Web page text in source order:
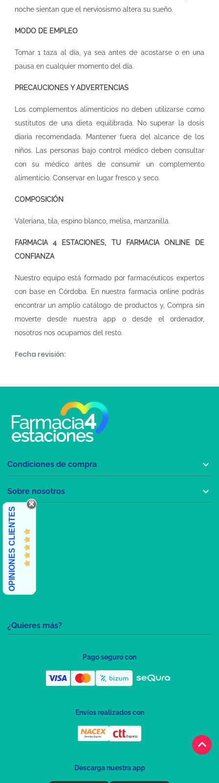
noche sientan que el nerviosismo altera su sueño.
MODO DE EMPLEO
Tomar 1 taza al día, ya sea antes de acostarse o en una
pausa en cualquier momento del día.
PRECAUCIONES Y ADVERTENCIAS
Los complementos alimenticios no deben utilizarse como
sustitutos de una dieta equilibrada. No superar la dosis
diaria recomendada. Mantener fuera del alcance de los
niños. Las personas bajo control médico deben consultar
con su médico antes de consumir un complemento
alimenticio. Conservar en lugar fresco y seco.
COMPOSICIÓN
Valeriana, tila, espino blanco, melisa, manzanilla.
FARMACIA 4 ESTACIONES, TU FARMACIA ONLINE DE
CONFIANZA
Nuestro equipo está formado por farmacéuticos expertos
con base en Córdoba. En nuestrafarmacia online podrás
encontrar un amplio catálogo de productos y, Compra sin
moverte desde nuestra app o desde el ordenador,
nosotros nos ocupamos del resto.
Fecha revisión:
keyboard_arrow_up
¿Quieres más?
Condiciones de compra 
Sobre nosotros 
OPINIONES CLIENTES
Pago seguro con
Envíos realizados con
Descarga nuestra app